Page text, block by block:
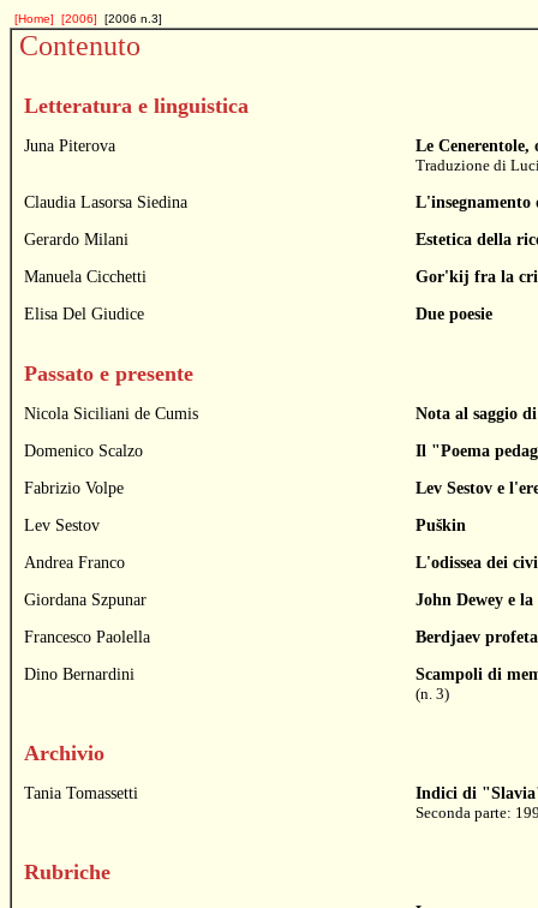
[Home] [2006] [2006 n.3]
Contenuto
Letteratura e linguistica
Juna Piterova
Le
Traduzione di
Claudia Lasorsa Siedina L'insegnamento
Gerardo Milani Estetica della
Manuela Cicchetti Gor'kij fra la
Elisa Del Giudice Due poesie
Passato e presente
Nicola Siciliani de Cumis Nota al saggio
Domenico Scalzo Il "Poema
Fabrizio Volpe Lev Sestov e
Lev Sestov Puškin
Andrea Franco L'odissea dei
Giordana Szpunar John Dewey e la
Francesco Paolella Berdjaev
Dino Bernardini
Scampoli di
(n. 3)
Archivio
Tania Tomassetti
Indici di
Seconda parte:
Rubriche